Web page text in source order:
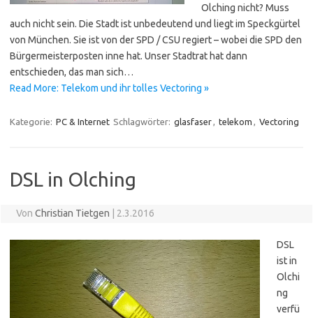
Olching nicht? Muss
auch nicht sein. Die Stadt ist unbedeutend und liegt im Speckgürtel
von München. Sie ist von der SPD / CSU regiert – wobei die SPD den
Bürgermeisterposten inne hat. Unser Stadtrat hat dann
entschieden, das man sich…
Read More: Telekom und ihr tolles Vectoring »
Kategorie: PC & Internet Schlagwörter: glasfaser telekom Vectoring
DSL in Olching
Von Christian Tietgen | 2.3.2016
DSL
ist in
Olchi
ng
verfü